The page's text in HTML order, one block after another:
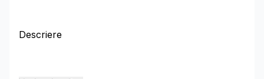
Descriere